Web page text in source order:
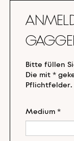
Bitte füllen
Die mit *
Pflichtfelder.
Medium *